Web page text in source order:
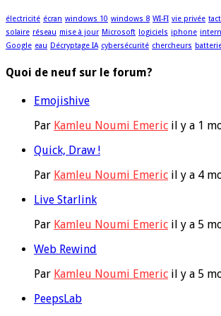
électricité écran windows 10 windows 8 WI-FI vie privée
solaire réseau mise à jour Microsoft logiciels iphone
Google eau Décryptage IA cybersécurité chercheurs
Quoi de neuf sur le forum?
Emojishive
Par Kamleu Noumi Emeric il y a 1
Quick, Draw !
Par Kamleu Noumi Emeric il y a 4
Live Starlink
Par Kamleu Noumi Emeric il y a 5
Web Rewind
Par Kamleu Noumi Emeric il y a 5
PeepsLab